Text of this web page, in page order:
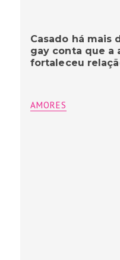
Casado há mais
gay conta que a
fortaleceu
AMORES